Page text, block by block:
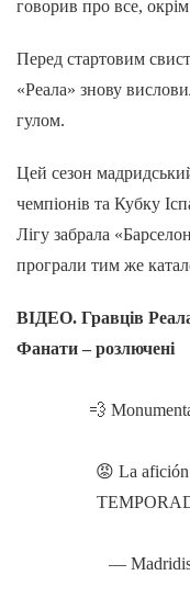
говорив про все,
Перед стартовим
«Реала» знову
гулом.
Цей сезон
чемпіонів та Кубку
Лігу забрала
програли тим же
ВІДЕО. Гравців
Фанати – розлючені
💨
😡 La
—